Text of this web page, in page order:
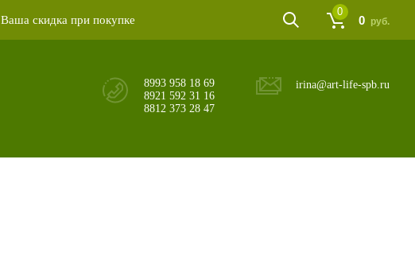
Ваша скидка при покупке 0 руб.
0
8993 958 18 69
8921 592 31 16
8812 373 28 47
irina@art-life-spb.ru